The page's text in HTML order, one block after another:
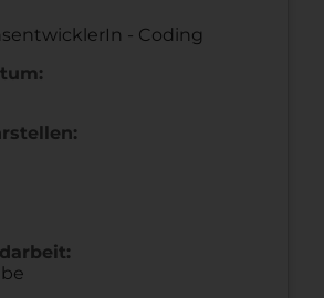
- Coding